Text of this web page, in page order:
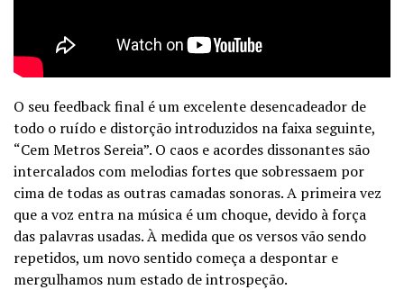
O seu feedback final é um excelente desencadeador de
todo o ruído e distorção introduzidos na faixa seguinte,
“Cem Metros Sereia”. O caos e acordes dissonantes são
intercalados com melodias fortes que sobressaem por
cima de todas as outras camadas sonoras. A primeira vez
que a voz entra na música é um choque, devido à força
das palavras usadas. À medida que os versos vão sendo
repetidos, um novo sentido começa a despontar e
mergulhamos num estado de introspeção.